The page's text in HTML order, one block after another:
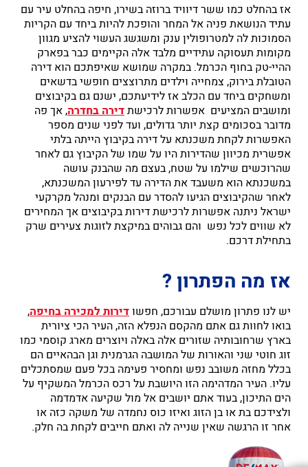
אז בהחלט כמו ששר דיוויד ברוזה בשירו, חיפה בהחלט עיר עם
עתיד הנושאת פניה אל המחר והופכת להיות ביחד עם הקריות
הסמוכות לה למטרופולין ענק ומשגשג העשוי להציע מגוון
מקומות תעסוקה עתידיים מלבד אלה הקיימים כבר בפארק
ההיי-טק בחוף הכרמל. במקרה שמושא שאיפתכם הוא דירה
הטובלת בירוק, צמחייה וילדים מתרוצצים חופשי בדשאים
ומשחקים ביחד עם הכלב אז לידיעתכם, ישנם גם בקיבוצים
ומושבים המציעים אפשרות לרכישתדירה בחדרה, אך פה
מדובר בסכומים קצת יותר גדולים, ועד לפני שנים מספר
האפשרות לקחת משכנתא על דירה בקיבוץ הייתה בלתי
אפשרית מכיוון שהדירות היו על שמו של הקיבוץ גם לאחר
שהרוכשים שילמו על שטח, בעצם מה שהבנק עושה
במשכנתא הוא משעבד את הדירה עד לפירעון המשכנתא,
לאחר שהקיבוצים הגיעו להסדר עם הבנקים ומנהל מקרקעי
ישראל ניתנה אפשרות לרכישת דירות בקיבוצים אך המחירים
לא שווים לכל נפש והם גבוהים במיקצת לזוגות צעירים שרק
בתחילת דרכם.
אז מה הפתרון ?
יש לנו פתרון מושלם עבורכם, חפשודירות למכירה בחיפה,
בואו לחוות גם אתם מהקסם הנפלא הזה, העיר הכי ציורית
בארץ שרחובותיה שזורים אלה באלה ויוצרים מארג קוסמי כמו
זוג חוטי שני והאורות של המושבה הגרמנית וגן הבהאיים הם
בכלל מחזה משובב נפש ומחסיר פעימה בכל פעם שמסתכלים
עליו. העיר המדהימה הזו היושבת על רכס הכרמל המשקיף על
הים התיכון, בעוד אתם יושבים אל מול שקיעה אדמדמה
ולצידכם בת או בן הזוג ואיזו כוס נחמדה של משקה כזה או
אחר זו הרגשה שאין שנייה לה ואתם חייבים לקחת בה חלק.